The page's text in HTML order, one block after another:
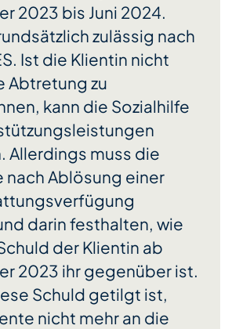
2023 bis Juni 2024.
zulässig nach
Ist die Klientin nicht
Abtretung zu
kann die Sozialhilfe
Allerdings muss die
nach Ablösung einer
darin festhalten, wie
der Klientin ab
2023 ihr gegenüber ist.
Schuld getilgt ist,
nicht mehr an die